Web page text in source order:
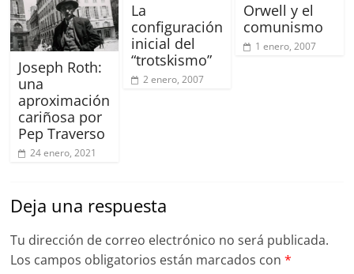
Joseph Roth:
una
aproximación
cariñosa por
Pep Traverso
24 enero, 2021
La
configuración
inicial del
“trotskismo”
2 enero, 2007
Orwell y el
comunismo
1 enero, 2007
Deja una respuesta
Tu dirección de correo electrónico no será publicada.
Los campos obligatorios están marcados con*